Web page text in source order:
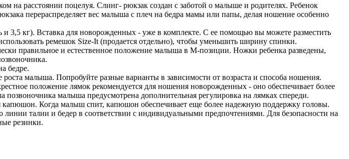
на расстоянии поцелуя. Слинг- рюкзак создан с заботой о малыше и родителях. Ребенок
перераспределяет вес малыша с плеч на бедра мамы или папы, делая ношение особенно
3,5 кг). Вставка для новорожденных - уже в комплекте. С ее помощью вы можете разместить
ремешок Size-It (продается отдельно), чтобы уменьшить ширину спинки.
правильное и естественное положение малыша в М-позиции. Ножки ребенка разведены,
бедре.
малыша. Попробуйте разные варианты в зависимости от возраста и способа ношения.
положение лямок рекомендуется для ношения новорожденных - оно обеспечивает более
малыша предусмотрена дополнительная регулировка на лямках спереди.
Когда малыш спит, капюшон обеспечивает еще более надежную поддержку головы.
талии и бедер в соответствии с индивидуальными предпочтениями. Для безопасности на
резинки.